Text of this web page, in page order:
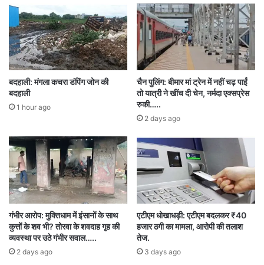
रामचरितमानस का पाठ करते हुए दिखाया गया है। इसके
पास घुंघरुओं का प्रदर्शन किया गया है, जो भजन के लिए
उपयोग होते हैं। बीच के हिस्से में आदिवासी संस्कृति के
पहनावे, आभूषण, कलाकृतियां और कला परंपराएं दर्शाई गई
हैं। इस भाग में तुरही वाद्य यंत्र और सल्फी वृक्ष को प्रमुखता
से दिखाया गया है, जो बस्तर के लोकजीवन में महत्वपूर्ण
स्थान रखते हैं। झांकी के पीछे मयूर का अंकन किया गया है,
जो कि लोक जीवन के सौंदर्य और जीवंतता का प्रतीक है।
झांकी के माध्यम से छत्तीसगढ़ की सांस्कृतिक धरोहर और
प्रकृति से जुड़ी आध्यात्मिकता को गहराई से उजागर किया
गया है।
Republic Day 2025
बदहाली: मंगला कचरा डंपिंग जोन की
बदहाली
1 hour ago
चैन पुलिंग: बीमार मां ट्रेन में नहीं चढ़ पाईं
तो यात्री ने खींच दी चेन, नर्मदा एक्सप्रेस
रुकी…..
2 days ago
गंभीर आरोप: मुक्तिधाम में इंसानों के साथ
कुत्तों के शव भी? तोरवा के शवदाह गृह की
व्यवस्था पर उठे गंभीर सवाल…..
2 days ago
एटीएम धोखाधड़ी: एटीएम बदलकर ₹40
हजार ठगी का मामला, आरोपी की तलाश
तेज.
3 days ago